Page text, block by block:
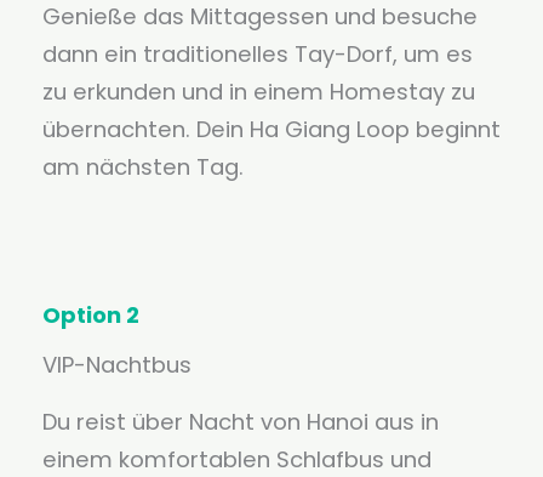
Genieße das Mittagessen und besuche
dann ein traditionelles Tay-Dorf, um es
zu erkunden und in einem Homestay zu
übernachten. Dein Ha Giang Loop beginnt
am nächsten Tag.
Option 2
VIP-Nachtbus
Du reist über Nacht von Hanoi aus in
einem komfortablen Schlafbus und